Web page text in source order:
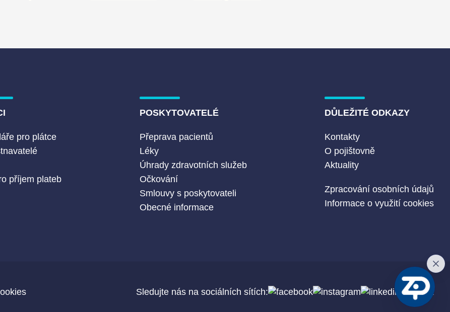
pro plátce
příjem plateb
POSKYTOVATELÉ
Přeprava pacientů
Léky
Úhrady zdravotních služeb
Očkování
Smlouvy s poskytovateli
Obecné informace
DŮLEŽITÉ ODKAZY
Kontakty
O pojištovně
Aktuality
Zpracování osobních údajů
Informace o využití cookies
Sledujte nás na sociálních sítích: